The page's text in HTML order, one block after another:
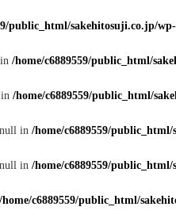
public_html/sakehitosuji.co.jp/
/home/c6889559/public_html/
/home/c6889559/public_html/
in /home/c6889559/
in /home/c6889559/
/home/c6889559/public_html/